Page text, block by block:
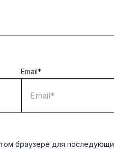
Email*
браузере для